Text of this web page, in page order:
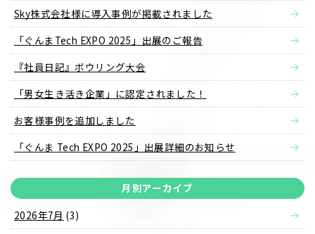
Sky株式会社様に導入事例が掲載されました
「ぐんまTech EXPO 2025」出展のご報告
『社員日記』ボウリング大会
「男女生き活き企業」に認定されました！
お客様事例を追加しました
「ぐんま Tech EXPO 2025」出展詳細のお知らせ
月別アーカイブ
2026年7月 (3)